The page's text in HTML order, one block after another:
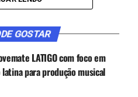
GOSTAR
LATIGO com foco em
para produção musical